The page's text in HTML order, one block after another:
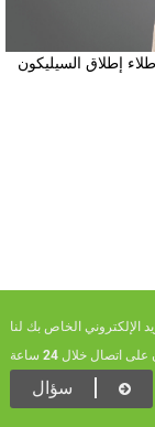
الإلكتروني الخاص بك لنا
سؤال